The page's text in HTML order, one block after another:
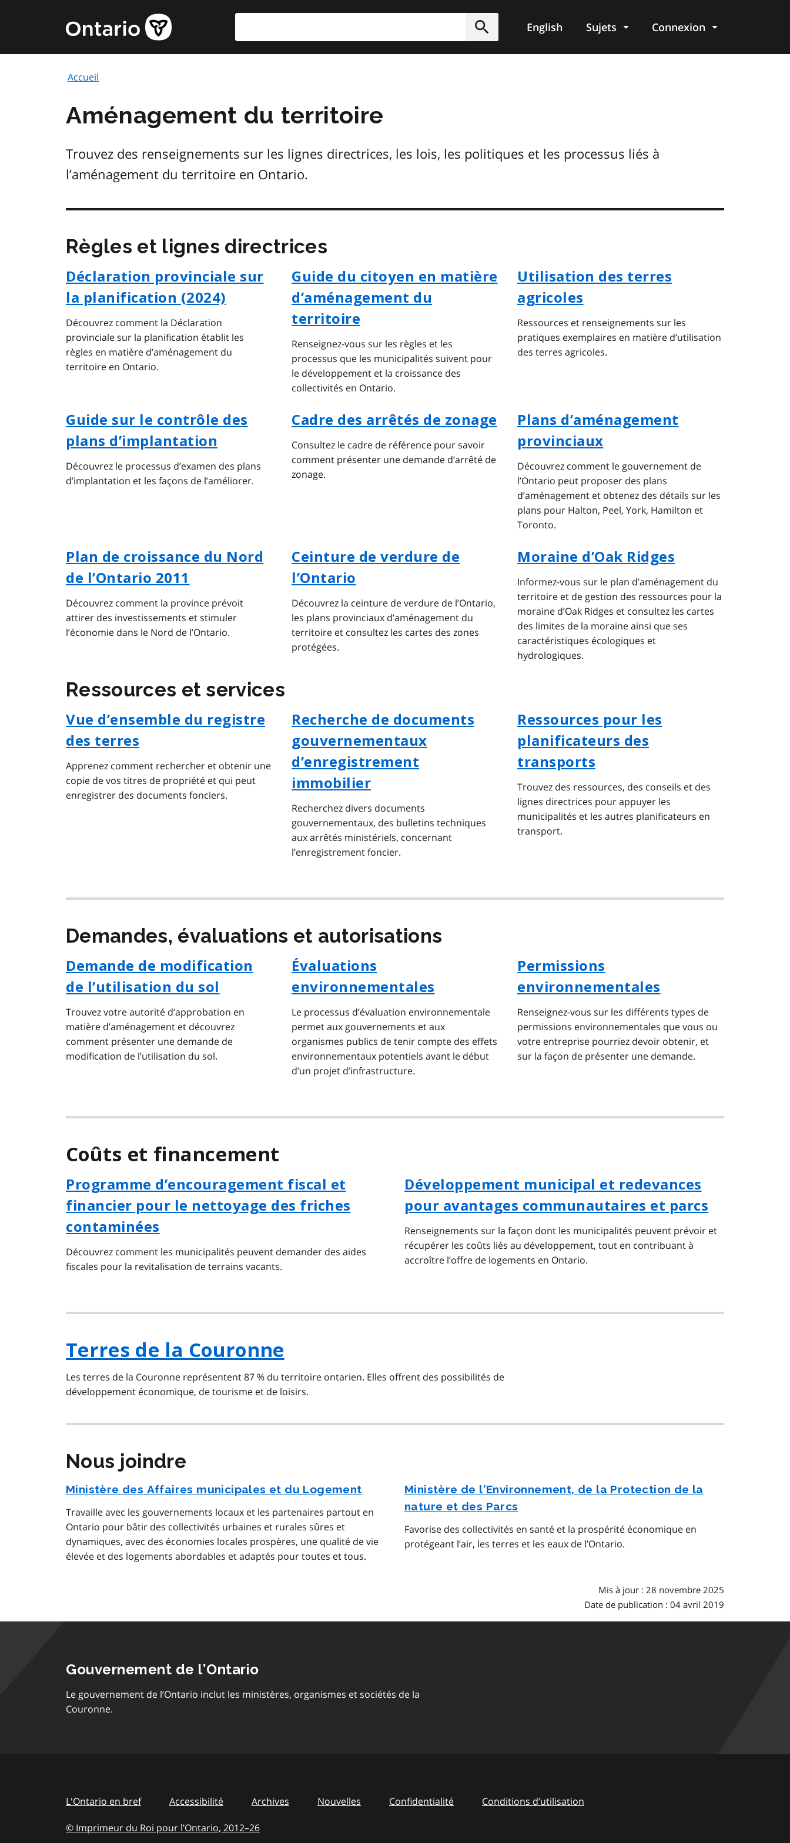
principal
Page
d'accueil
de
Soumettre
English Sujets Connexion
Accueil
Aménagement du territoire
Trouvez des renseignements sur les lignes directrices, les lois, les politiques et les processus liés à
l’aménagement du territoire en Ontario.
Règles et lignes directrices
Déclaration provinciale sur
la planification (2024)
Découvrez comment la Déclaration
provinciale sur la planification établit les
règles en matière d’aménagement du
territoire en Ontario.
Guide du citoyen en matière
d’aménagement du
territoire
Renseignez-vous sur les règles et les
processus que les municipalités suivent pour
le développement et la croissance des
collectivités en Ontario.
Utilisation des terres
agricoles
Ressources et renseignements sur les
pratiques exemplaires en matière d’utilisation
des terres agricoles.
Guide sur le contrôle des
plans d’implantation
Découvrez le processus d’examen des plans
d’implantation et les façons de l’améliorer.
Cadre des arrêtés de zonage
Consultez le cadre de référence pour savoir
comment présenter une demande d’arrêté de
zonage.
Plans d’aménagement
provinciaux
Découvrez comment le gouvernement de
l’Ontario peut proposer des plans
d’aménagement et obtenez des détails sur les
plans pour Halton, Peel, York, Hamilton et
Toronto.
Plan de croissance du Nord
de l’Ontario 2011
Découvrez comment la province prévoit
attirer des investissements et stimuler
l’économie dans le Nord de l’Ontario.
Ceinture de verdure de
l’Ontario
Découvrez la ceinture de verdure de l’Ontario,
les plans provinciaux d’aménagement du
territoire et consultez les cartes des zones
protégées.
Moraine d’Oak Ridges
Informez-vous sur le plan d’aménagement du
territoire et de gestion des ressources pour la
moraine d’Oak Ridges et consultez les cartes
des limites de la moraine ainsi que ses
caractéristiques écologiques et
hydrologiques.
Ressources et services
Vue d’ensemble du registre
des terres
Apprenez comment rechercher et obtenir une
copie de vos titres de propriété et qui peut
enregistrer des documents fonciers.
Recherche de documents
gouvernementaux
d’enregistrement
immobilier
Recherchez divers documents
gouvernementaux, des bulletins techniques
aux arrêtés ministériels, concernant
l’enregistrement foncier.
Ressources pour les
planificateurs des
transports
Trouvez des ressources, des conseils et des
lignes directrices pour appuyer les
municipalités et les autres planificateurs en
transport.
Demandes, évaluations et autorisations
Demande de modification
de l’utilisation du sol
Trouvez votre autorité d’approbation en
matière d’aménagement et découvrez
comment présenter une demande de
modification de l’utilisation du sol.
Évaluations
environnementales
Le processus d’évaluation environnementale
permet aux gouvernements et aux
organismes publics de tenir compte des effets
environnementaux potentiels avant le début
d’un projet d’infrastructure.
Permissions
environnementales
Renseignez-vous sur les différents types de
permissions environnementales que vous ou
votre entreprise pourriez devoir obtenir, et
sur la façon de présenter une demande.
Coûts et financement
Programme d’encouragement fiscal et
financier pour le nettoyage des friches
contaminées
Découvrez comment les municipalités peuvent demander des aides
fiscales pour la revitalisation de terrains vacants.
Développement municipal et redevances
pour avantages communautaires et parcs
Renseignements sur la façon dont les municipalités peuvent prévoir et
récupérer les coûts liés au développement, tout en contribuant à
accroître l’offre de logements en Ontario.
Terres de la Couronne
Les terres de la Couronne représentent 87 % du territoire ontarien. Elles offrent des possibilités de
développement économique, de tourisme et de loisirs.
Nous joindre
Ministère des Affaires municipales et du Logement
Travaille avec les gouvernements locaux et les partenaires partout en
Ontario pour bâtir des collectivités urbaines et rurales sûres et
dynamiques, avec des économies locales prospères, une qualité de vie
élevée et des logements abordables et adaptés pour toutes et tous.
Ministère de l’Environnement, de la Protection de la
nature et des Parcs
Favorise des collectivités en santé et la prospérité économique en
protégeant l’air, les terres et les eaux de l’Ontario.
Mis à jour : 28 novembre 2025
Date de publication : 04 avril 2019
Gouvernement de l’Ontario
Le gouvernement de l’Ontario inclut les ministères, organismes et sociétés de la
Couronne.
L'Ontario en bref Accessibilité Archives Nouvelles Confidentialité Conditions d’utilisation
© Imprimeur du Roi pour l’Ontario, 2012–to
26